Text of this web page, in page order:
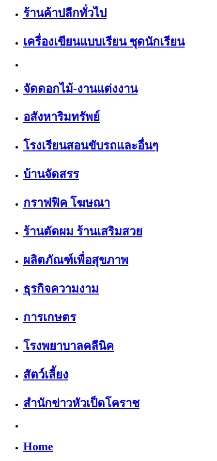
ร้านค้าปลีกทั่วไป
เครื่องเขียนแบบเรียน ชุดนักเรียน
จัดดอกไม้-งานแต่งงาน
อสังหาริมทรัพย์
โรงเรียนสอนขับรถและอื่นๆ
บ้านจัดสรร
กราฟฟิค โฆษณา
ร้านตัดผม ร้านเสริมสวย
ผลิตภัณฑ์เพื่อสุขภาพ
ธุรกิจความงาม
การเกษตร
โรงพยาบาลคลีนิค
สัตว์เลี้ยง
สำนักข่าวหัวเป็ดโคราช
Home